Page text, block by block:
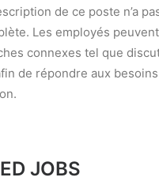
de ce poste n’a
Les employés
connexes tel que
de répondre aux
JOBS